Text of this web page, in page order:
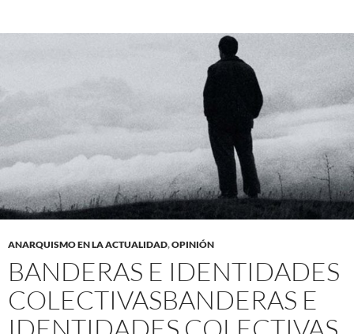
ANARQUISMO EN LA ACTUALIDAD,OPINIÓN
BANDERAS E IDENTIDADES
COLECTIVASBANDERAS E